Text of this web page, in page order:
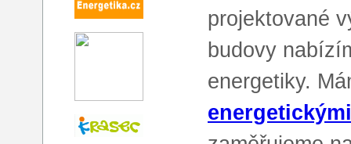
projektované
budovy
energetiky.